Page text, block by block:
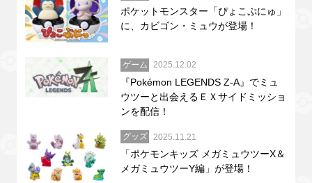
ポケットモンスター「ぴょこぷにゅ」
に、カビゴン・ミュウが登場！
ゲーム 2025.12.02
『Pokémon LEGENDS Z-A』でミュ
ウツーと出会えるＥＸサイドミッショ
ンを配信！
グッズ 2025.11.21
「ポケモンキッズ メガミュウツーX＆
メガミュウツーY編」が登場！